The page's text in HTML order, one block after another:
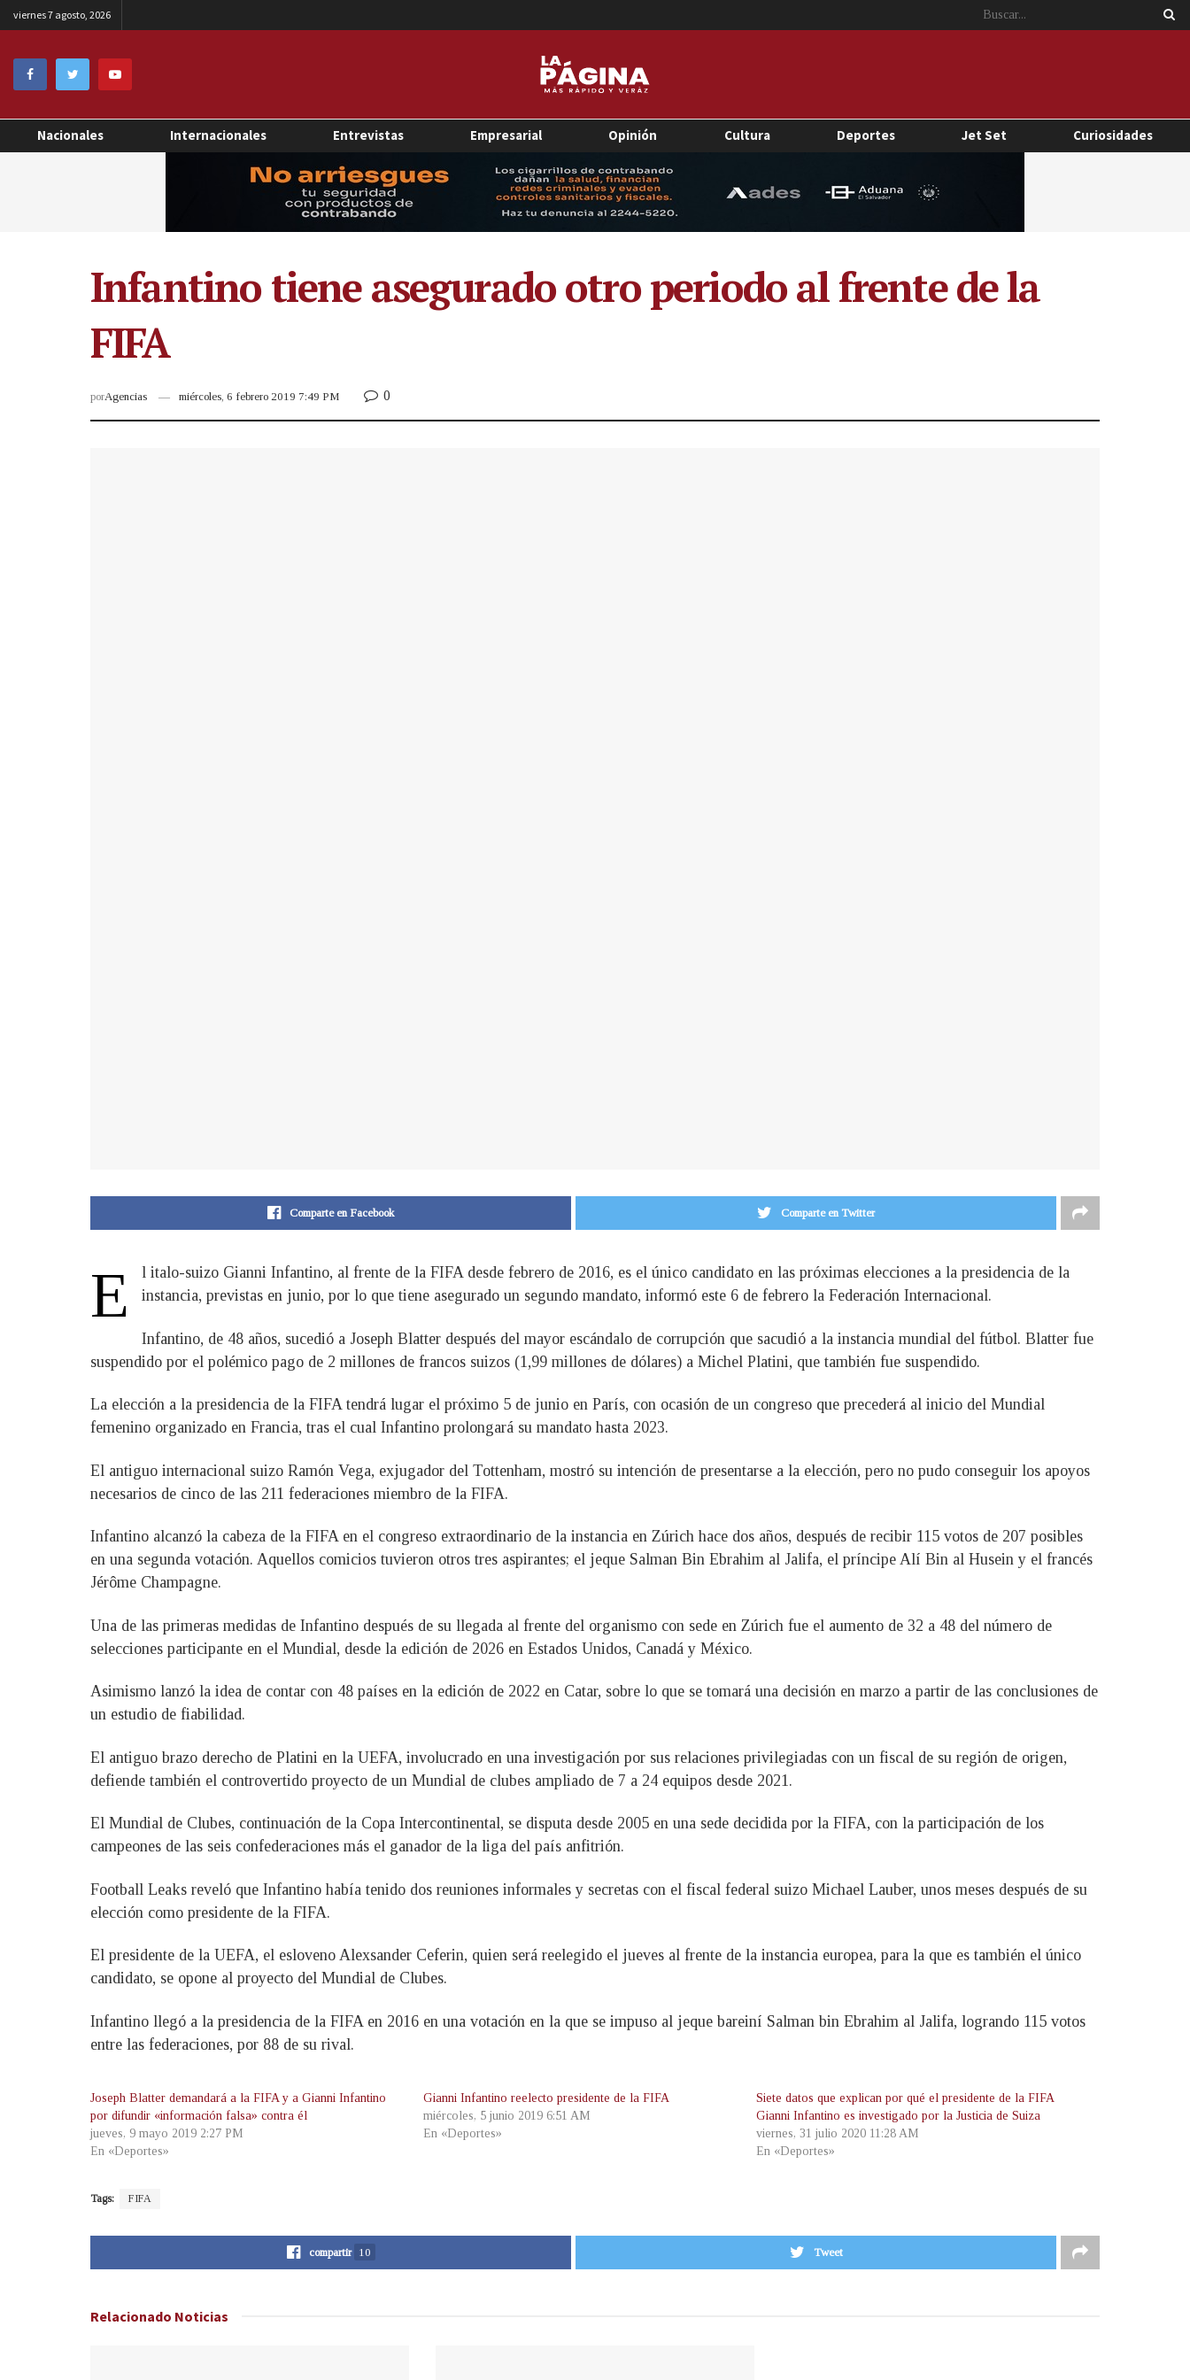
viernes 7 agosto, 2026
Nacionales Internacionales Entrevistas Empresarial Opinión Cultura Deportes Jet Set Curiosidades
Infantino tiene asegurado otro periodo al frente de la
FIFA
porAgencias miércoles, 6 febrero 2019 7:49 PM 0
Comparte en Facebook Comparte en Twitter
E
l italo-suizo Gianni Infantino, al frente de la FIFA desde febrero de 2016, es el único candidato en las próximas elecciones a la presidencia de la
instancia, previstas en junio, por lo que tiene asegurado un segundo mandato, informó este 6 de febrero la Federación Internacional.
Infantino, de 48 años, sucedió a Joseph Blatter después del mayor escándalo de corrupción que sacudió a la instancia mundial del fútbol. Blatter fue
suspendido por el polémico pago de 2 millones de francos suizos (1,99 millones de dólares) a Michel Platini, que también fue suspendido.
La elección a la presidencia de la FIFA tendrá lugar el próximo 5 de junio en París, con ocasión de un congreso que precederá al inicio del Mundial
femenino organizado en Francia, tras el cual Infantino prolongará su mandato hasta 2023.
El antiguo internacional suizo Ramón Vega, exjugador del Tottenham, mostró su intención de presentarse a la elección, pero no pudo conseguir los apoyos
necesarios de cinco de las 211 federaciones miembro de la FIFA.
Infantino alcanzó la cabeza de la FIFA en el congreso extraordinario de la instancia en Zúrich hace dos años, después de recibir 115 votos de 207 posibles
en una segunda votación. Aquellos comicios tuvieron otros tres aspirantes; el jeque Salman Bin Ebrahim al Jalifa, el príncipe Alí Bin al Husein y el francés
Jérôme Champagne.
Una de las primeras medidas de Infantino después de su llegada al frente del organismo con sede en Zúrich fue el aumento de 32 a 48 del número de
selecciones participante en el Mundial, desde la edición de 2026 en Estados Unidos, Canadá y México.
Asimismo lanzó la idea de contar con 48 países en la edición de 2022 en Catar, sobre lo que se tomará una decisión en marzo a partir de las conclusiones de
un estudio de fiabilidad.
El antiguo brazo derecho de Platini en la UEFA, involucrado en una investigación por sus relaciones privilegiadas con un fiscal de su región de origen,
defiende también el controvertido proyecto de un Mundial de clubes ampliado de 7 a 24 equipos desde 2021.
El Mundial de Clubes, continuación de la Copa Intercontinental, se disputa desde 2005 en una sede decidida por la FIFA, con la participación de los
campeones de las seis confederaciones más el ganador de la liga del país anfitrión.
Football Leaks reveló que Infantino había tenido dos reuniones informales y secretas con el fiscal federal suizo Michael Lauber, unos meses después de su
elección como presidente de la FIFA.
El presidente de la UEFA, el esloveno Alexsander Ceferin, quien será reelegido el jueves al frente de la instancia europea, para la que es también el único
candidato, se opone al proyecto del Mundial de Clubes.
Infantino llegó a la presidencia de la FIFA en 2016 en una votación en la que se impuso al jeque bareiní Salman bin Ebrahim al Jalifa, logrando 115 votos
entre las federaciones, por 88 de su rival.
Joseph Blatter demandará a la FIFA y a Gianni Infantino
por difundir «información falsa» contra él
jueves, 9 mayo 2019 2:27 PM
En «Deportes»
Gianni Infantino reelecto presidente de la FIFA
miércoles, 5 junio 2019 6:51 AM
En «Deportes»
Siete datos que explican por qué el presidente de la FIFA
Gianni Infantino es investigado por la Justicia de Suiza
viernes, 31 julio 2020 11:28 AM
En «Deportes»
Tags: FIFA
compartir 10 Tweet
Relacionado Noticias